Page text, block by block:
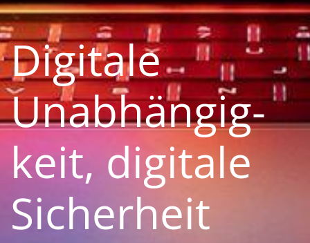
Digitale
Unabhän­gig­
keit, digitale
Sicherheit